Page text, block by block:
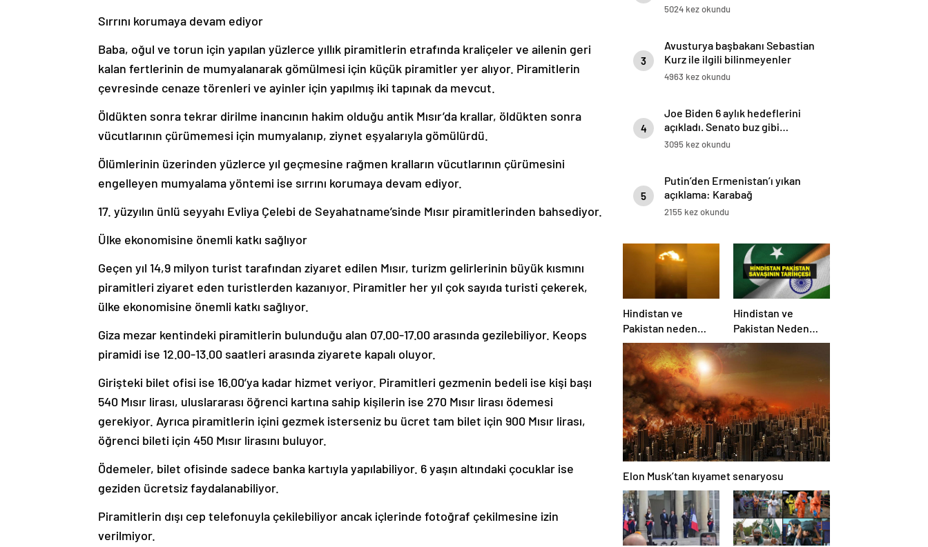
Sırrını korumaya devam ediyor
Baba, oğul ve torun için yapılan yüzlerce yıllık piramitlerin etrafında kraliçeler ve ailenin geri
kalan fertlerinin de mumyalanarak gömülmesi için küçük piramitler yer alıyor. Piramitlerin
çevresinde cenaze törenleri ve ayinler için yapılmış iki tapınak da mevcut.
Öldükten sonra tekrar dirilme inancının hakim olduğu antik Mısır’da krallar, öldükten sonra
vücutlarının çürümemesi için mumyalanıp, ziynet eşyalarıyla gömülürdü.
Ölümlerinin üzerinden yüzlerce yıl geçmesine rağmen kralların vücutlarının çürümesini
engelleyen mumyalama yöntemi ise sırrını korumaya devam ediyor.
17. yüzyılın ünlü seyyahı Evliya Çelebi de Seyahatname’sinde Mısır piramitlerinden bahsediyor.
Ülke ekonomisine önemli katkı sağlıyor
Geçen yıl 14,9 milyon turist tarafından ziyaret edilen Mısır, turizm gelirlerinin büyük kısmını
piramitleri ziyaret eden turistlerden kazanıyor. Piramitler her yıl çok sayıda turisti çekerek,
ülke ekonomisine önemli katkı sağlıyor.
Giza mezar kentindeki piramitlerin bulunduğu alan 07.00-17.00 arasında gezilebiliyor. Keops
piramidi ise 12.00-13.00 saatleri arasında ziyarete kapalı oluyor.
Girişteki bilet ofisi ise 16.00’ya kadar hizmet veriyor. Piramitleri gezmenin bedeli ise kişi başı
540 Mısır lirası, uluslararası öğrenci kartına sahip kişilerin ise 270 Mısır lirası ödemesi
gerekiyor. Ayrıca piramitlerin içini gezmek isterseniz bu ücret tam bilet için 900 Mısır lirası,
öğrenci bileti için 450 Mısır lirasını buluyor.
Ödemeler, bilet ofisinde sadece banka kartıyla yapılabiliyor. 6 yaşın altındaki çocuklar ise
geziden ücretsiz faydalanabiliyor.
Piramitlerin dışı cep telefonuyla çekilebiliyor ancak içlerinde fotoğraf çekilmesine izin
verilmiyor.
5024 kez okundu
3
Avusturya başbakanı Sebastian
Kurz ile ilgili bilinmeyenler
4963 kez okundu
4
Joe Biden 6 aylık hedeflerini
açıkladı. Senato buz gibi…
3095 kez okundu
5
Putin’den Ermenistan’ı yıkan
açıklama: Karabağ
Azerbaycan’ın ayrılmaz bir
2155 kez okundu
Hindistan ve
Pakistan neden
savaşıyor?
Hindistan ve
Pakistan Neden
Savaşıyor? Keşmir
Neden Savaş
Başladı? İşte
Hindistan Pakistan
Savaşının Tarihçesi!
Elon Musk’tan kıyamet senaryosu